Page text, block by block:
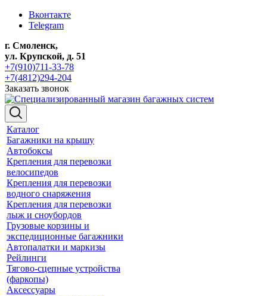
Вконтакте
Telegram
г. Смоленск,
ул. Крупской, д. 51
+7(910)711-33-78
+7(4812)294-204
Заказать звонок
Каталог
Багажники на крышу
Автобоксы
Крепления для перевозки
велосипедов
Крепления для перевозки
водного снаряжения
Крепления для перевозки
лыж и сноубордов
Грузовые корзины и
экспедиционные багажники
Автопалатки и маркизы
Рейлинги
Тягово-сцепные устройства
(фаркопы)
Аксессуары